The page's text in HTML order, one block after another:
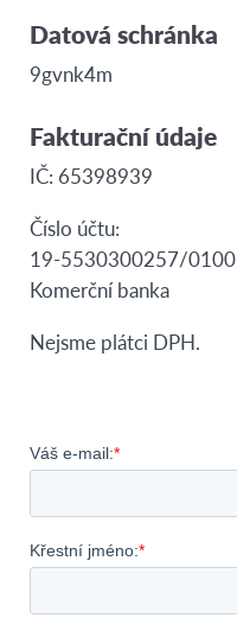
Datová schránka
9gvnk4m
Fakturační údaje
IČ: 65398939
Číslo účtu:
19-5530300257/0100
Komerční banka
Nejsme plátci DPH.